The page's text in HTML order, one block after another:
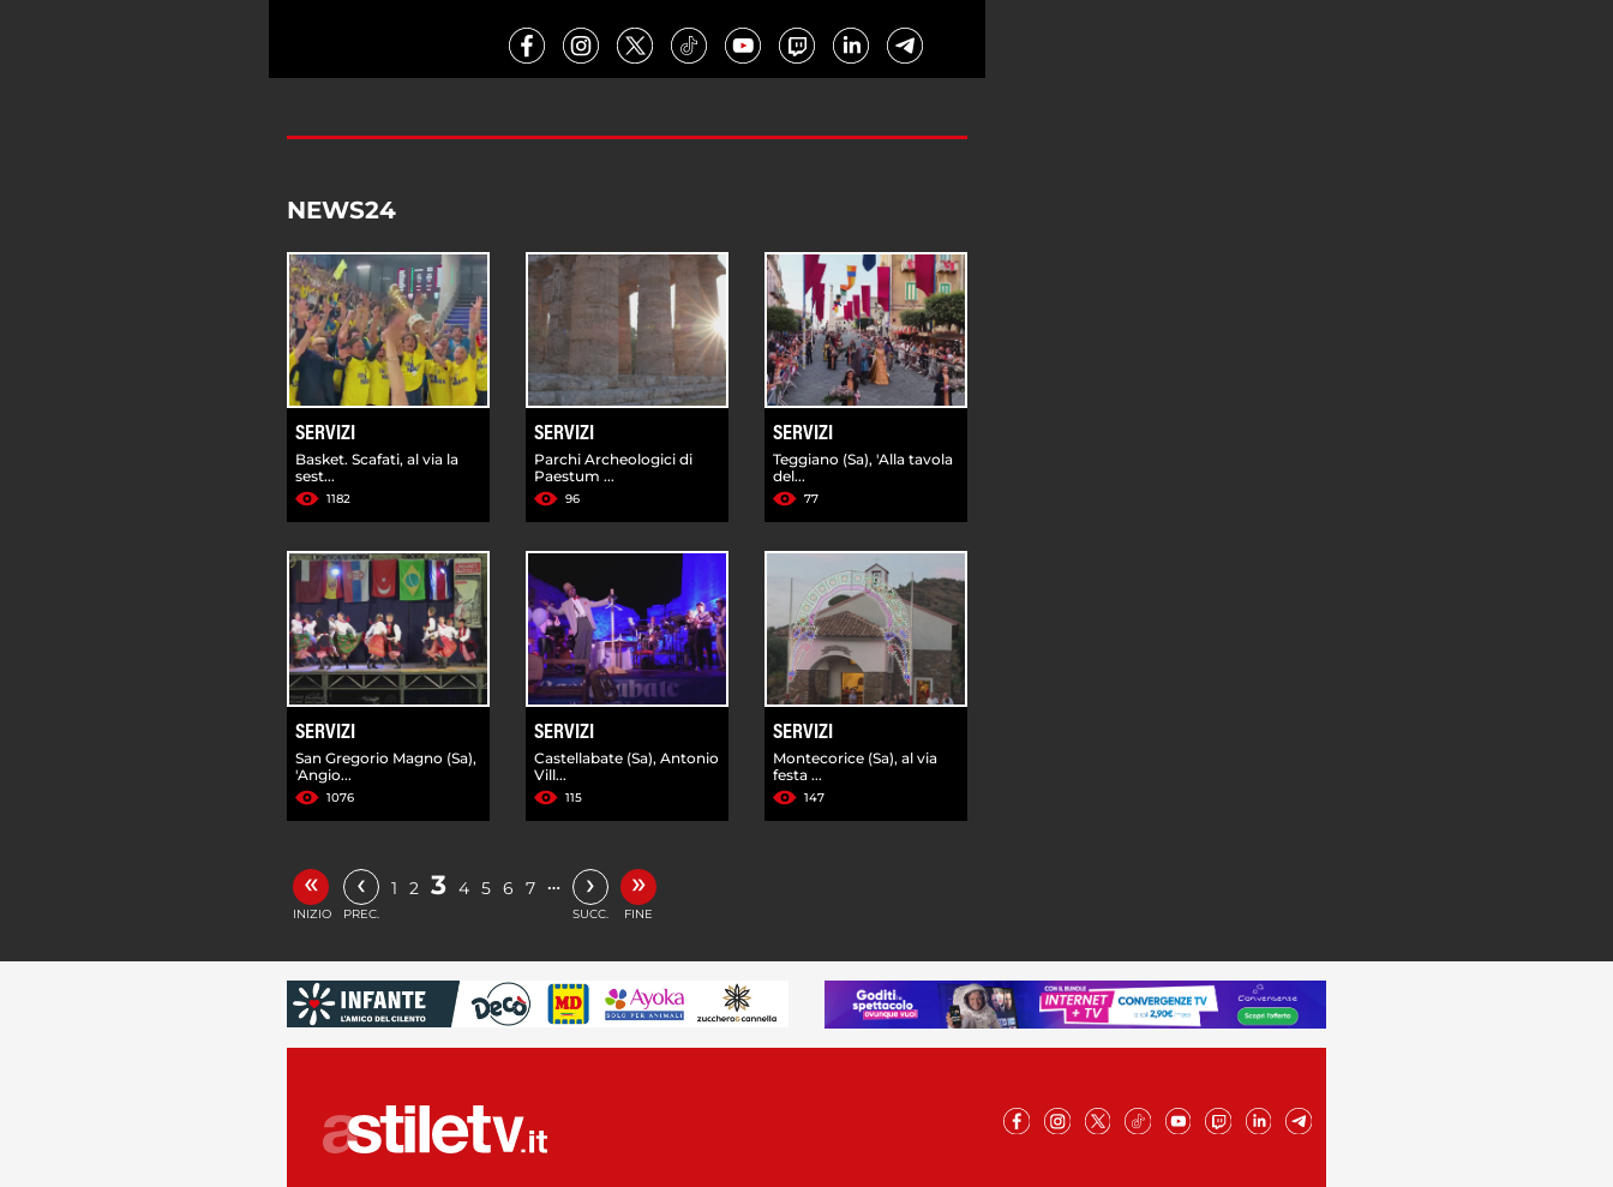
NEWS24
SERVIZI
Basket. Scafati, al via la
sest...
1182
SERVIZI
Parchi Archeologici di
Paestum ...
96
SERVIZI
Teggiano (Sa), 'Alla tavola
del...
77
SERVIZI
San Gregorio Magno (Sa),
'Angio...
1076
SERVIZI
Castellabate (Sa), Antonio
Vill...
115
SERVIZI
Montecorice (Sa), al via
festa ...
147
«
INIZIO
‹
PREC.
1 2 3 4 5 6 7 … ›
SUCC.
»
FINE